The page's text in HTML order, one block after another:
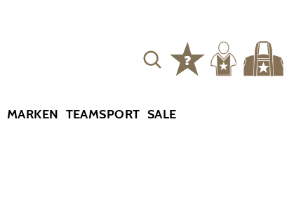
MARKEN TEAMSPORT SALE